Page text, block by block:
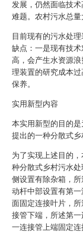
发展，仍然面临技
难题。农村污水总量
目前现有的污水处
缺点：一是现有技
高，会产生水资源
理装置的研究成本
保养。
实用新型内容
本实用新型的目的
提出的一种分散式乡
为了实现上述目的
种分散式乡村污水
侧设置有除杂箱，
动杆中部设置有第
面固定连接叶片，
接管下端，所述第
一连接管上端固定